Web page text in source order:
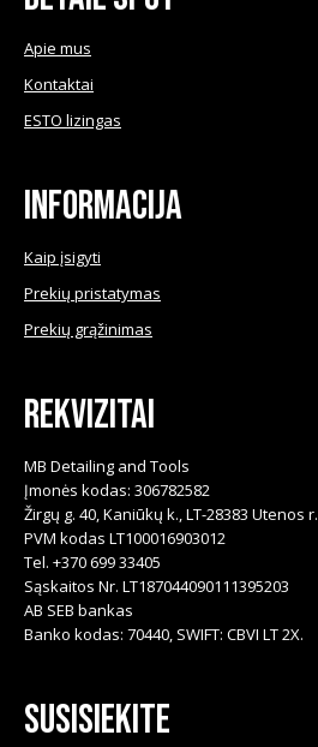
Apie mus
Kontaktai
ESTO lizingas
Informacija
Kaip įsigyti
Prekių pristatymas
Prekių grąžinimas
Rekvizitai
MB Detailing and Tools
Įmonės kodas: 306782582
Žirgų g. 40, Kaniūkų k., LT-28383 Utenos r.
PVM kodas LT100016903012
Tel. +370 699 33405
Sąskaitos Nr. LT187044090111395203
AB SEB bankas
Banko kodas: 70440, SWIFT: CBVI LT 2X.
Susisiekite